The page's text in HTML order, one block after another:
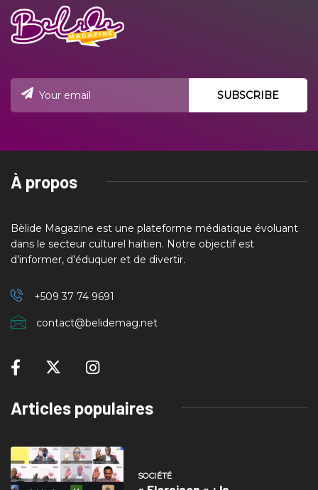
À propos
Bèlide Magazine est une plateforme médiatique évoluant
dans le secteur culturel haïtien. Notre objectif est
d’informer, d’éduquer et de divertir.
+509 37 74 9691
contact@belidemag.net
Articles populaires
SOCIÉTÉ